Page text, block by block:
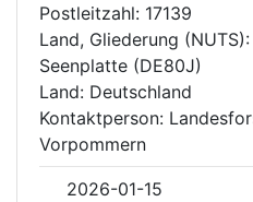
Postleitzahl: 17139
Land, Gliederung
Seenplatte (DE80J)
Land: Deutschland
Kontaktperson:
Vorpommern
2026-01-15